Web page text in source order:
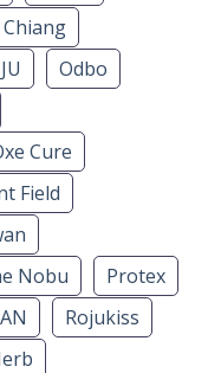
Odbo
Cure
Field
Nobu
Protex
Rojukiss